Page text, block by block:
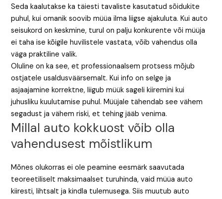
Seda kaalutakse ka täiesti tavaliste kasutatud sõidukite
puhul, kui omanik soovib müüa ilma liigse ajakuluta. Kui auto
seisukord on keskmine, turul on palju konkurente või müüja
ei taha ise kõigile huvilistele vastata, võib vahendus olla
väga praktiline valik.
Oluline on ka see, et professionaalsem protsess mõjub
ostjatele usaldusväärsemalt. Kui info on selge ja
asjaajamine korrektne, liigub müük sageli kiiremini kui
juhusliku kuulutamise puhul. Müüjale tähendab see vähem
segadust ja vähem riski, et tehing jääb venima.
Millal auto kokkuost võib olla
vahendusest mõistlikum
Mõnes olukorras ei ole peamine eesmärk saavutada
teoreetiliselt maksimaalset turuhinda, vaid müüa auto
kiiresti, lihtsalt ja kindla tulemusega. Siis muutub auto